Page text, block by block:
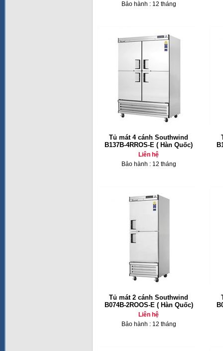
Bảo hành : 12 tháng
Tủ mát 4 cánh Southwind
B137B-4RROS-E ( Hàn Quốc)
Liên hệ
Bảo hành : 12 tháng
Tủ mát 2 cánh Southwind
B074B-2ROOS-E ( Hàn Quốc)
Liên hệ
Bảo hành : 12 tháng